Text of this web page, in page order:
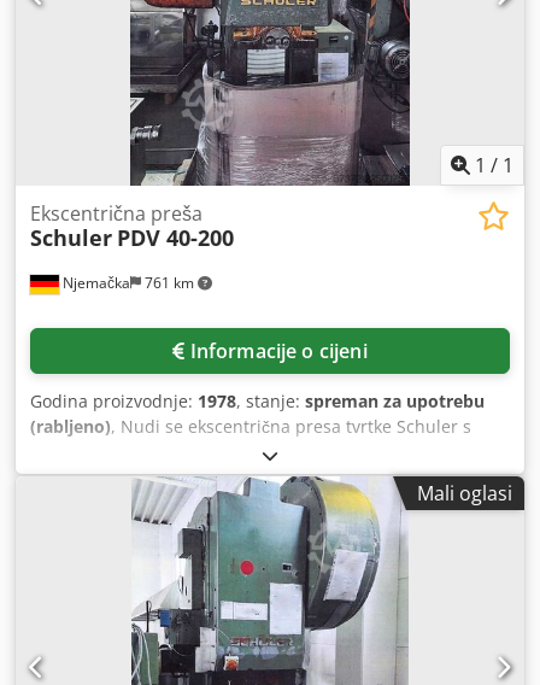
1 / 1
Njemačka 761 km
Ekscentrična preša
Schuler PDV 40-200
Informacije o cijeni
Godina proizvodnje: 1978, stanje: spreman za upotrebu
(rabljeno), Nudi se ekscentrična presa tvrtke Schuler s
jednim stupom. Snaga preše: 40 t, duljina izbacaja: 220
mm, raspon hoda: 8 mm - 88 mm, maks. broj hodova: 160
hodova/min, površina stola X/Y: cca 630 mm/430 mm.
Težina stroja: cca 2300 kg. Moguća je inspekcija uz
prethodni dogovor. Csdpjzrzpzofx Apterf
Mali oglasi